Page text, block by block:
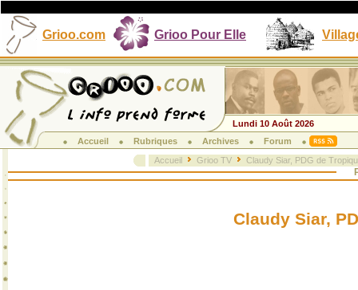
Grioo.com Grioo Pour Elle
Lundi 10 Août 2026
Accueil
Rubriques Archives
Forum
Accueil
Grioo TV Claudy Siar, PDG de
Claudy Siar,